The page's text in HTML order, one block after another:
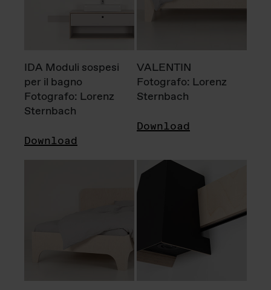
IDA Moduli sospesi
per il bagno
Fotografo: Lorenz
Sternbach
Download
VALENTIN
Fotografo: Lorenz
Sternbach
Download